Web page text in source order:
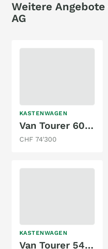
Weitere
AG
KASTENWAGEN
Van Tourer 600L Comfort 140PS Fiat MJT
CHF 74'300
KASTENWAGEN
Van Tourer 540D Comfort Fiat MJT Automat 140 PS